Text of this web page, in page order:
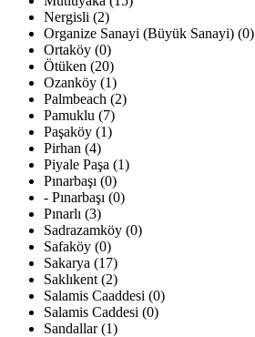
Nergisli (2)
Organize Sanayi (Büyük Sanayi) (0)
Ortaköy (0)
Ötüken (20)
Ozanköy (1)
Palmbeach (2)
Pamuklu (7)
Paşaköy (1)
Pirhan (4)
Piyale Paşa (1)
Pınarbaşı (0)
- Pınarbaşı (0)
Pınarlı (3)
Sadrazamköy (0)
Safaköy (0)
Sakarya (17)
Saklıkent (2)
Salamis Caaddesi (0)
Salamis Caddesi (0)
Sandallar (1)